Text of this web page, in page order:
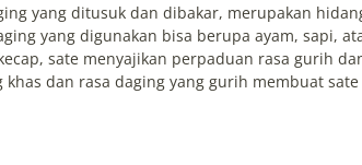
yang ditusuk dan dibakar, merupakan
yang digunakan bisa berupa ayam, sapi,
sate menyajikan perpaduan rasa gurih
khas dan rasa daging yang gurih membuat